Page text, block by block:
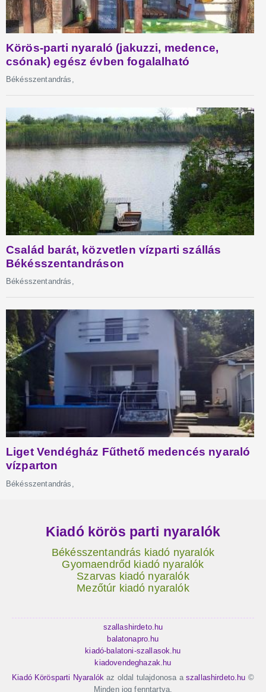
Kiadó körös parti nyaralók
Békésszentandrás kiadó nyaralók
Gyomaendrőd kiadó nyaralók
Szarvas kiadó nyaralók
Mezőtúr kiadó nyaralók
szallashirdeto.hu
balatonapro.hu
kiadó-balatoni-szallasok.hu
kiadovendeghazak.hu
Kiadó Körösparti Nyaralók az oldal tulajdonosa a szallashirdeto.hu ©
Minden jog fenntartva.